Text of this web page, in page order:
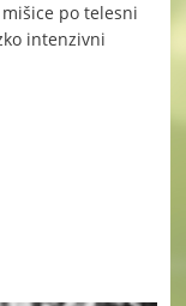
po telesni
intenzivni